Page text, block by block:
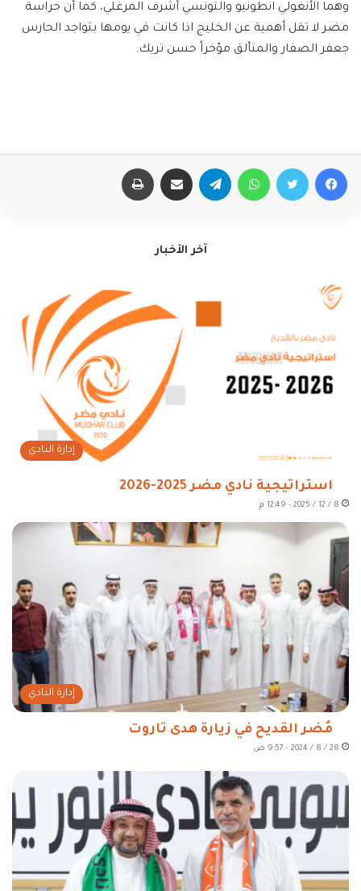
وهما الأنغولي انطونيو والتونسي أشرف المرغلي، كما أن حراسة
مضر لا تقل أهمية عن الخليج اذا كانت في يومها بتواجد الحارس
جعفر الصفار والمتألق مؤخراً حسن تريك.
فيسبوك تويتر واتساب تيلقرام مشاركة عبر البريد
آخر الأخبار
إدارة النادي
استراتيجية نادي مضر 2025-2026
8 / 12 / 2025 - 12:49 م
إدارة النادي
مُضر القديح في زيارة هدى تاروت
28 / 8 / 2024 - 9:57 ص